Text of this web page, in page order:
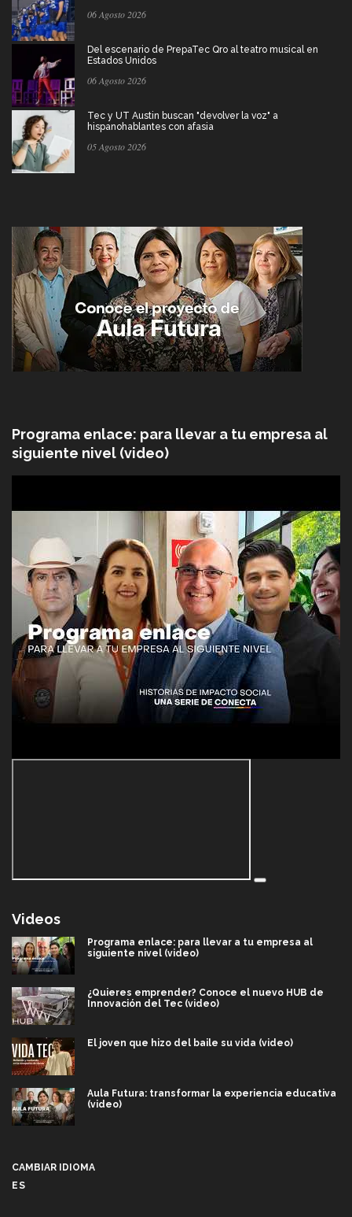
06 Agosto 2026
Del escenario de PrepaTec Qro al teatro musical en
Estados Unidos
06 Agosto 2026
Tec y UT Austin buscan "devolver la voz" a
hispanohablantes con afasia
05 Agosto 2026
Programa enlace: para llevar a tu empresa al
siguiente nivel (video)
Videos
Programa enlace: para llevar a tu empresa al
siguiente nivel (video)
¿Quieres emprender? Conoce el nuevo HUB de
Innovación del Tec (video)
El joven que hizo del baile su vida (video)
Aula Futura: transformar la experiencia educativa
(video)
CAMBIAR IDIOMA
ES